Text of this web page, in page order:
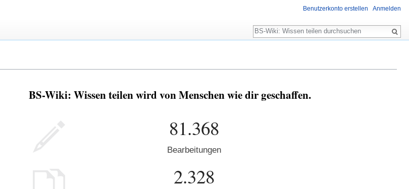
BS-Wiki: Wissen teilen wird von Menschen wie dir geschaffen.
81.368
Bearbeitungen
2.328
Benutzerkonto erstellen Anmelden
Suche